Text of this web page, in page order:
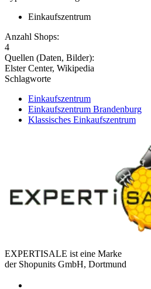
Einkaufszentrum
Anzahl Shops:
4
Quellen (Daten, Bilder):
Elster Center, Wikipedia
Schlagworte
Einkaufszentrum
Einkaufszentrum Brandenburg
Klassisches Einkaufszentrum
EXPERTISALE ist eine Marke
der Shopunits GmbH, Dortmund